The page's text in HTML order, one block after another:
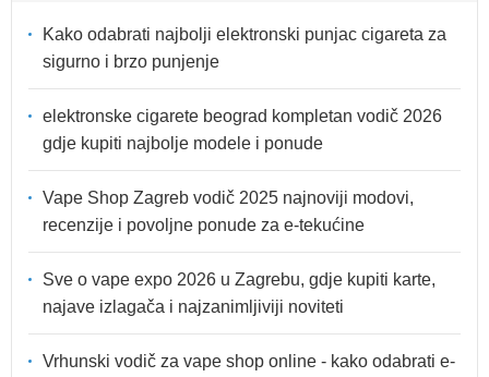
Kako odabrati najbolji elektronski punjac cigareta za
sigurno i brzo punjenje
elektronske cigarete beograd kompletan vodič 2026
gdje kupiti najbolje modele i ponude
Vape Shop Zagreb vodič 2025 najnoviji modovi,
recenzije i povoljne ponude za e-tekućine
Sve o vape expo 2026 u Zagrebu, gdje kupiti karte,
najave izlagača i najzanimljiviji noviteti
Vrhunski vodič za vape shop online - kako odabrati e-